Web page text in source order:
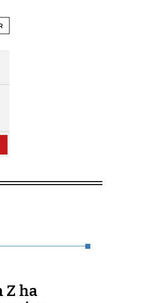
Z ha